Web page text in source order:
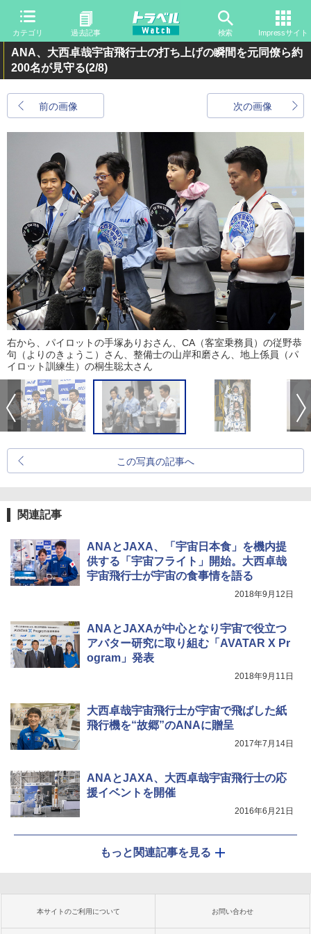
カテゴリ 過去記事 検索 Impressサイト
ANA、大西卓哉宇宙飛行士の打ち上げの瞬間を元同僚ら約
200名が見守る(2/8)
前の画像 次の画像
右から、パイロットの手塚ありおさん、CA（客室乗務員）の従野恭
句（よりのきょうこ）さん、整備士の山岸和磨さん、地上係員（パ
イロット訓練生）の桐生聡太さん
この写真の記事へ
関連記事
ANAとJAXA、「宇宙日本食」を機内提
供する「宇宙フライト」開始。大西卓哉
宇宙飛行士が宇宙の食事情を語る
2018年9月12日
ANAとJAXAが中心となり宇宙で役立つ
アバター研究に取り組む「AVATAR X Pr
ogram」発表
2018年9月11日
大西卓哉宇宙飛行士が宇宙で飛ばした紙
飛行機を“故郷”のANAに贈呈
2017年7月14日
ANAとJAXA、大西卓哉宇宙飛行士の応
援イベントを開催
2016年6月21日
もっと関連記事を見る
本サイトのご利用について お問い合わせ